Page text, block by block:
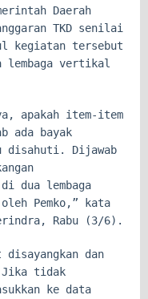
Daerah
TKD senilai
kegiatan tersebut
lembaga vertikal
apakah item-item
ada bayak
disahuti. Dijawab
dua lembaga
Pemko,” kata
Rabu (3/6).
dan
Jika tidak
ke data